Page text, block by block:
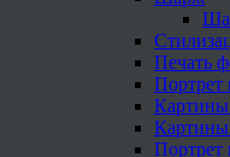
Печать
Портрет
Картины
Портрет